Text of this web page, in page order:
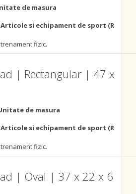
de masura
Articole si echipament de sport (R
fizic.
| Rectangular | 47 x
de masura
Articole si echipament de sport (R
fizic.
| Oval | 37 x 22 x 6